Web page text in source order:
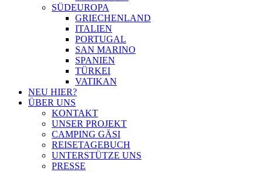
SÜDEUROPA
GRIECHENLAND
ITALIEN
PORTUGAL
SAN MARINO
SPANIEN
TÜRKEI
VATIKAN
NEU HIER?
ÜBER UNS
KONTAKT
UNSER PROJEKT
CAMPING GÄSI
REISETAGEBUCH
UNTERSTÜTZE UNS
PRESSE